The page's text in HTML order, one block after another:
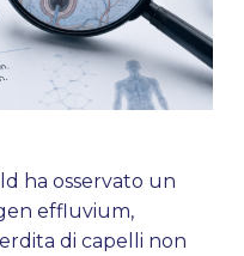
ha osservato un
effluvium,
di capelli non